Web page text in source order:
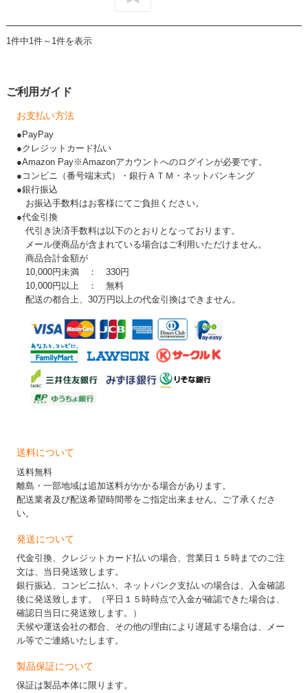
1件中1件～1件を表示
ご利用ガイド
お支払い方法
●PayPay
●クレジットカード払い
●Amazon Pay※Amazonアカウントへのログインが必要です。
●コンビニ（番号端末式）・銀行ＡＴＭ・ネットバンキング
●銀行振込
お振込手数料はお客様にてご負担ください。
●代金引換
代引き決済手数料は以下のとおりとなっております。
メール便商品が含まれている場合はご利用いただけません。
商品合計金額が
10,000円未満 ： 330円
10,000円以上 ： 無料
配送の都合上、30万円以上の代金引換はできません。
送料について
送料無料
離島・一部地域は追加送料がかかる場合があります。
配送業者及び配送希望時間帯をご指定出来ません。ご了承くださ
い。
発送について
代金引換、クレジットカード払いの場合、営業日１５時までのご注
文は、当日発送致します。
銀行振込、コンビニ払い、ネットバンク支払いの場合は、入金確認
後に発送致します。（平日１５時時点で入金が確認できた場合は、
確認日当日に発送致します。）
天候や運送会社の都合、その他の理由により遅延する場合は、メー
ル等でご連絡いたします。
製品保証について
保証は製品本体に限ります。